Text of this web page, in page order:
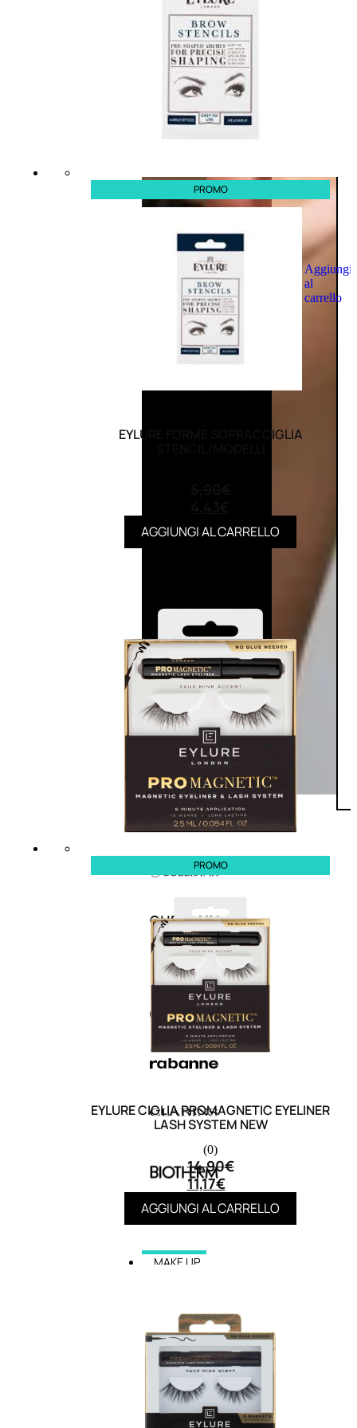
Aggiungi
al
carrello
MAKE UP
Palette E Cofanetti Occhi
Palette E Cofanetti Viso
Palette E Cofanetti Labbra
Fondotinta
Fard/Blush
Terre Abbronzanti
Illuminante Viso
PROMO
EYLURE FORME SOPRACCIGLIA
AGGIUNGI AL CARRELLO
PROMO
EYLURE CIGLIA PROMAGNETIC EYELINER
LASH SYSTEM NEW
(0)
14,90€
11,17€
AGGIUNGI AL CARRELLO